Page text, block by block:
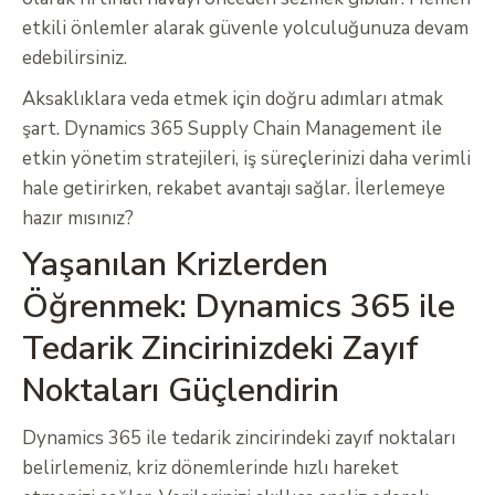
etkili önlemler alarak güvenle yolculuğunuza devam
edebilirsiniz.
Aksaklıklara veda etmek için doğru adımları atmak
şart. Dynamics 365 Supply Chain Management ile
etkin yönetim stratejileri, iş süreçlerinizi daha verimli
hale getirirken, rekabet avantajı sağlar. İlerlemeye
hazır mısınız?
Yaşanılan Krizlerden
Öğrenmek: Dynamics 365 ile
Tedarik Zincirinizdeki Zayıf
Noktaları Güçlendirin
Dynamics 365 ile tedarik zincirindeki zayıf noktaları
belirlemeniz, kriz dönemlerinde hızlı hareket